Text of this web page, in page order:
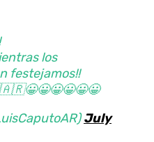
los
festejamos!!
July